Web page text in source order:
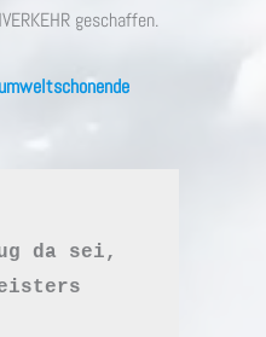
geschaffen.
da sei,